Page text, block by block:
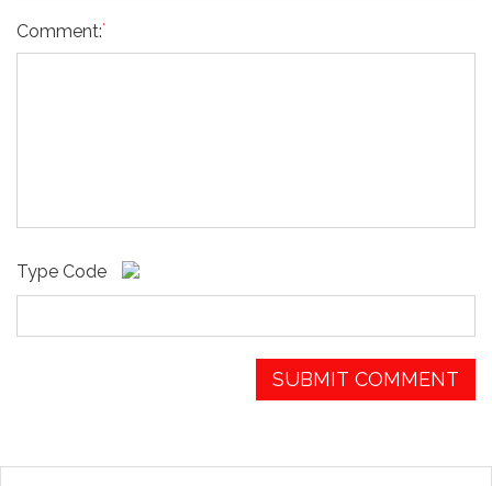
Comment:*
Type Code